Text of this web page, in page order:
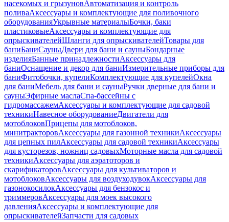
насекомых и грызуновАвтоматизация и контроль
поливаАксессуары и комплектующие для поливочного
оборудованияУкрывные материалыБочки, баки
пластиковыеАксессуары и комплектующие для
опрыскивателейШланги для опрыскивателейТовары для
баниБаниСауныДвери для бани и сауныБондарные
изделияБанные принадлежностиАксессуары для
баниОснащение и декор для баниИзмерительные приборы для
баниФитобочки, купелиКомплектующие для купелейОкна
для баниМебель для бани и сауныРучки дверные для бани и
сауныЭфирные маслаСпа-бассейны с
гидромассажемАксессуары и комплектующие для садовой
техникиНавесное оборудованиеДвигатели для
мотоблоковПрицепы для мотоблоков,
минитракторовАксессуары для газонной техникиАксессуары
для цепных пилАксессуары для садовой техникиАксессуары
для кусторезов, ножниц садовыхМоторные масла для садовой
техникиАксессуары для аэратоторов и
скарификаторовАксессуары для культиваторов и
мотоблоковАксессуары для воздуходувокАксессуары для
газонокосилокАксессуары для бензокос и
триммеровАксессуары для моек высокого
давленияАксессуары и комплектующие для
опрыскивателейЗапчасти для садовых